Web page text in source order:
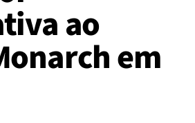
ao
em